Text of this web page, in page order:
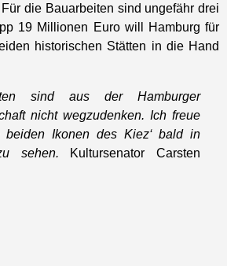
die Bauarbeiten sind ungefähr drei
19 Millionen Euro will Hamburg für
historischen Stätten in die Hand
sind aus der Hamburger
nicht wegzudenken. Ich freue
beiden Ikonen des Kiez‘ bald in
sehen. Kultursenator Carsten